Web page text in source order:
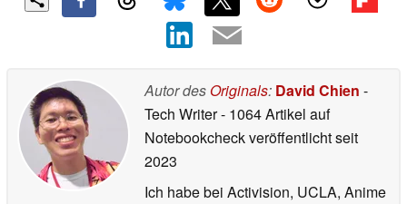
Autor des Originals: David Chien -
Tech Writer- 1064 Artikel auf
Notebookcheck veröffentlichtseit
2023
Ich habe bei Activision, UCLA, Anime